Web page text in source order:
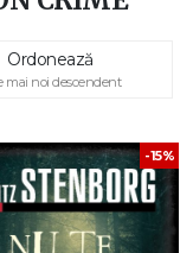
Ordonează
mai noi descendent
-15%